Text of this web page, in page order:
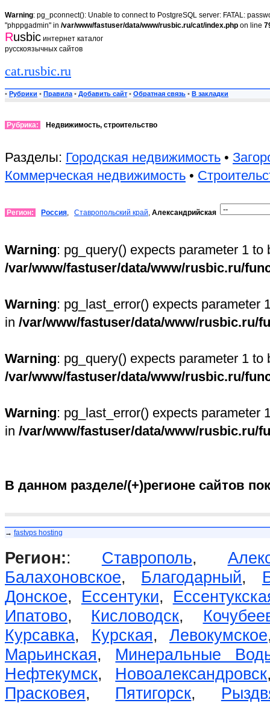
Warning: pg_pconnect(): Unable to connect to PostgreSQL server: FATAL:
"phppgadmin" in /var/www/fastuser/data/www/rusbic.ru/cat/index.php on line
Rusbic интернет каталог
русскоязычных сайтов
cat.rusbic.ru
• Рубрики • Правила • Добавить сайт • Обратная связь • В закладки
Рубрика: Недвижимость, строительство
Разделы: Городская недвижимость •
Коммерческая недвижимость •
Регион: Россия, Ставропольский край, Александрийская
Warning: pg_query() expects parameter 1
/var/www/fastuser/data/www/rusbic.ru/
Warning: pg_last_error() expects parameter
in /var/www/fastuser/data/www/rusbic.ru/
Warning: pg_query() expects parameter 1
/var/www/fastuser/data/www/rusbic.ru/
Warning: pg_last_error() expects parameter
in /var/www/fastuser/data/www/rusbic.ru/
В данном разделе/(+)регионе сайтов
→ fastvps hosting
Регион:: Ставрополь,
Балахоновское, Благодарный,
Донское, Ессентуки,
Ипатово, Кисловодск,
Курсавка, Курская, Левокумское
Марьинская, Минеральные
Нефтекумск, Новоалександровск
Прасковея, Пятигорск,